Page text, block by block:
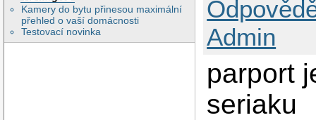
Kamery do bytu přinesou maximální
přehled o vaší domácnosti
Testovací novinka
Admin
parport
seriaku